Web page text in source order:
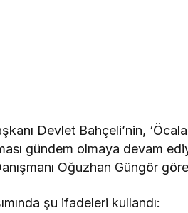
Devlet Bahçeli’nin,
gündem olmaya devam
Oğuzhan Güngör
şu ifadeleri kullandı: